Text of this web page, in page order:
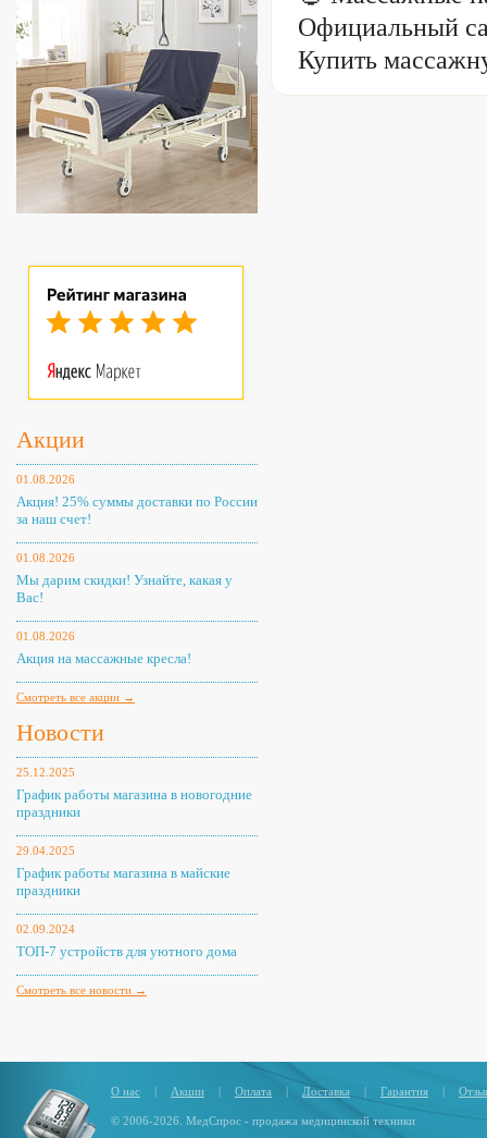
Акции
01.08.2026
Акция! 25% суммы доставки по России
за наш счет!
01.08.2026
Мы дарим скидки! Узнайте, какая у
Вас!
01.08.2026
Акция на массажные кресла!
Смотреть все акции →
Новости
25.12.2025
График работы магазина в новогодние
праздники
29.04.2025
График работы магазина в майские
праздники
02.09.2024
ТОП-7 устройств для уютного дома
Смотреть все новости →
Официальный
Купить
О нас | Акции | Оплата | Доставка | Гарантия |
© 2006-2026. МедСпрос - продажа медицинской техники